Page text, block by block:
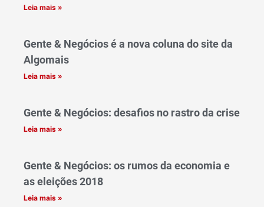
Leia mais »
Gente & Negócios é a nova coluna do site da
Algomais
Leia mais »
Gente & Negócios: desafios no rastro da crise
Leia mais »
Gente & Negócios: os rumos da economia e
as eleições 2018
Leia mais »